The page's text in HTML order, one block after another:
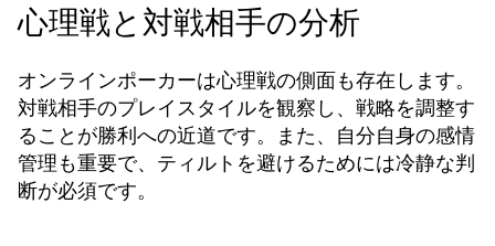
心理戦と対戦相手の分析
オンラインポーカーは心理戦の側面も存在します。
対戦相手のプレイスタイルを観察し、戦略を調整す
ることが勝利への近道です。また、自分自身の感情
管理も重要で、ティルトを避けるためには冷静な判
断が必須です。